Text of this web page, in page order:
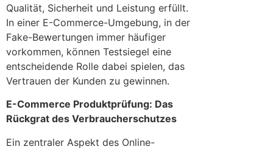
Qualität, Sicherheit und Leistung erfüllt.
In einer E-Commerce-Umgebung, in der
Fake-Bewertungen immer häufiger
vorkommen, können Testsiegel eine
entscheidende Rolle dabei spielen, das
Vertrauen der Kunden zu gewinnen.
E-Commerce Produktprüfung: Das
Rückgrat des Verbraucherschutzes
Ein zentraler Aspekt des Online-